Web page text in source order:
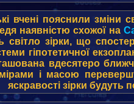
вчені пояснили зміни
наявністю схожої на
світло зірки, що
гіпотетичної
вдесятеро
і масою
яскравості зірки будуть